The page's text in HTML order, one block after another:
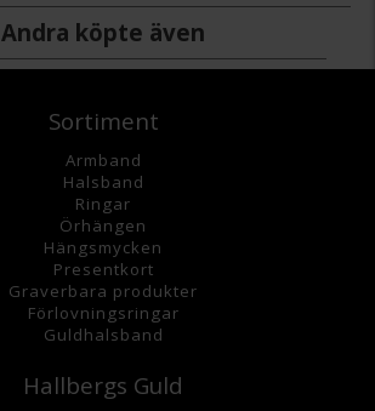
Andra köpte även
Sortiment
Armband
Halsband
Ringar
Örhängen
Hängsmycken
Presentkort
Graverbara produkter
Förlovningsringar
Guldhalsband
Hallbergs Guld